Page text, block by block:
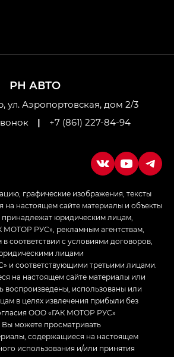
РН АВТО
ул. Аэропортовская, дом 2/3
| +7 (861) 227-84-94
графические изображения, тексты
настоящем сайте материалы и объекты
юридическим лицам,
РУС», рекламным агентствам,
соответствии с условиями договоров,
лицами
соответствующими третьими лицами.
на настоящем сайте материалы или
воспроизведены, использованы или
в целях извлечения прибыли без
ООО «ГАК МОТОР РУС»
можете просматривать
содержащиеся на настоящем
использования и/или принятия